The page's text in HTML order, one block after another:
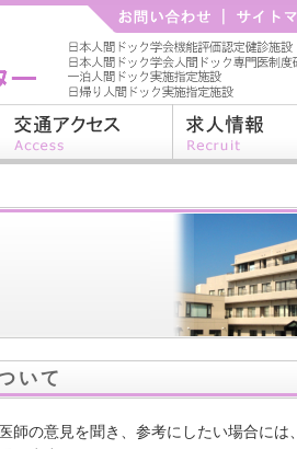
いて
師の意見を聞き、参考にしたい場合には、